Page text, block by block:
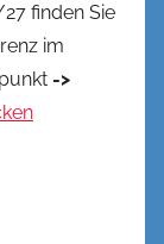
finden Sie
im
->